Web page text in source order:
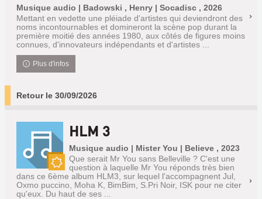
Musique audio | Badowski , Henry | Socadisc , 2026
Mettant en vedette une pléiade d'artistes qui deviendront des
noms incontournables et domineront la scène pop durant la
première moitié des années 1980, aux côtés de figures moins
connues, d'innovateurs indépendants et d'artistes ...
Plus d'infos
Retour le 30/09/2026
Nouveauté
HLM 3
Musique audio | Mister You | Believe , 2023
Que serait Mr You sans Belleville ? C'est une
question à laquelle Mr You réponds très bien
dans ce 6ème album HLM3, sur lequel l'accompagnent Jul,
Oxmo puccino, Moha K, BimBim, S.Pri Noir, ISK pour ne citer
qu'eux. Du haut de ses ...